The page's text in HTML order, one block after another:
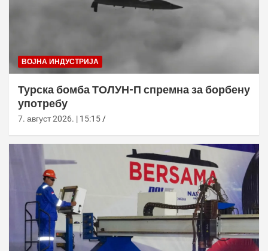
ВОЈНА ИНДУСТРИЈА
Турска бомба ТОЛУН-П спремна за борбену
употребу
7. август 2026. | 15:15